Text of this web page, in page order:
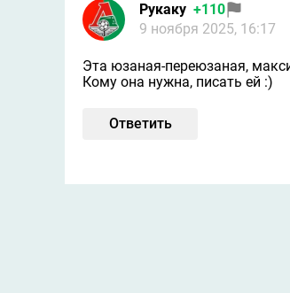
Рукаку +110
9 ноября 2025, 16:17
Эта юзаная-переюзаная,
Кому она нужна, писать ей :)
Ответить